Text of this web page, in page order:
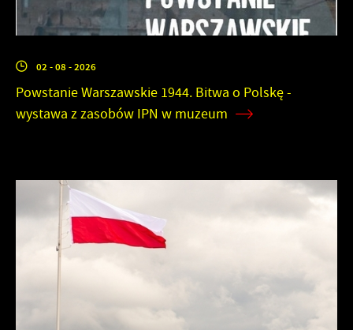
02 - 08 - 2026
Powstanie Warszawskie 1944. Bitwa o Polskę -
wystawa z zasobów IPN w muzeum